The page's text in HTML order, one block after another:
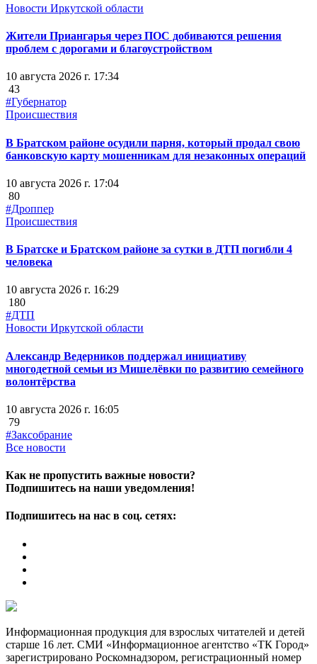
Новости Иркутской области
Жители Приангарья через ПОС добиваются решения
проблем с дорогами и благоустройством
10 августа 2026 г. 17:34
43
#Губернатор
Происшествия
В Братском районе осудили парня, который продал свою
банковскую карту мошенникам для незаконных операций
10 августа 2026 г. 17:04
80
#Дроппер
Происшествия
В Братске и Братском районе за сутки в ДТП погибли 4
человека
10 августа 2026 г. 16:29
180
#ДТП
Новости Иркутской области
Александр Ведерников поддержал инициативу
многодетной семьи из Мишелёвки по развитию семейного
волонтёрства
10 августа 2026 г. 16:05
79
#Заксобрание
Все новости
Как не пропустить важные новости?
Подпишитесь на наши уведомления!
Подпишитесь на нас в соц. сетях:
Информационная продукция для взрослых читателей и детей
старше 16 лет. СМИ «Информационное агентство «ТК Город»
зарегистрировано Роскомнадзором, регистрационный номер